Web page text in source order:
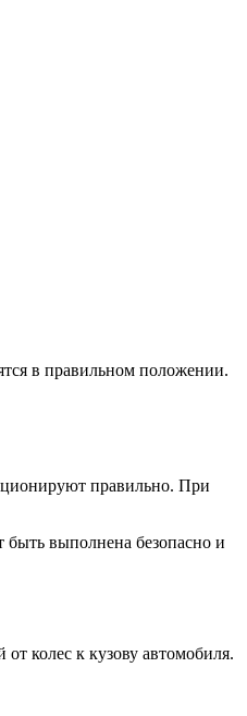
в правильном положении.
правильно. При
быть выполнена безопасно и
колес к кузову автомобиля.